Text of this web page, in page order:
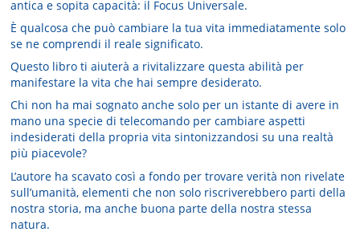
antica e sopita capacità: il Focus Universale.
È qualcosa che può cambiare la tua vita immediatamente solo
se ne comprendi il reale significato.
Questo libro ti aiuterà a rivitalizzare questa abilità per
manifestare la vita che hai sempre desiderato.
Chi non ha mai sognato anche solo per un istante di avere in
mano una specie di telecomando per cambiare aspetti
indesiderati della propria vita sintonizzandosi su una realtà
più piacevole?
L’autore ha scavato così a fondo per trovare verità non rivelate
sull’umanità, elementi che non solo riscriverebbero parti della
nostra storia, ma anche buona parte della nostra stessa
natura.